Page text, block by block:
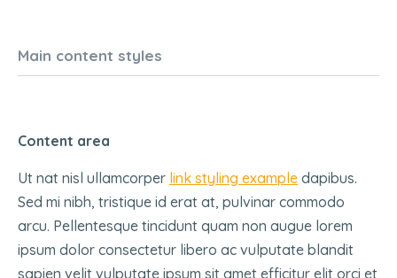
Main content styles
Content area
Ut nat nisl ullamcorper link styling example dapibus.
Sed mi nibh, tristique id erat at, pulvinar commodo
arcu. Pellentesque tincidunt quam non augue lorem
ipsum dolor consectetur libero ac vulputate blandit
sapien velit vulputate ipsum sit amet efficitur elit orci et